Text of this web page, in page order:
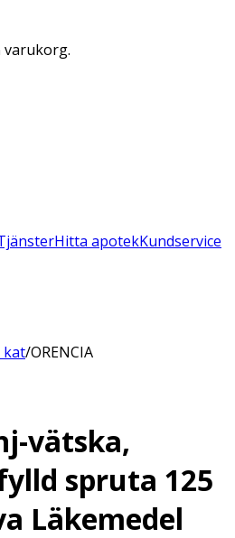
varukorg.
Hitta apotekKundservice
kat/ORENCIA
vätska,
spruta 125
Läkemedel